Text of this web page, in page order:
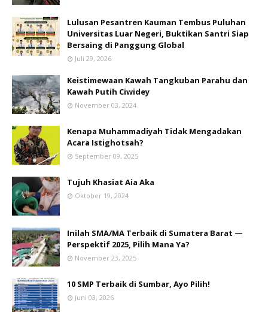
Lulusan Pesantren Kauman Tembus Puluhan
Universitas Luar Negeri, Buktikan Santri Siap
Bersaing di Panggung Global
Juli 29, 2026
Keistimewaan Kawah Tangkuban Parahu dan
Kawah Putih Ciwidey
November 03, 2024
Kenapa Muhammadiyah Tidak Mengadakan
Acara Istighotsah?
September 09, 2025
Tujuh Khasiat Aia Aka
Oktober 19, 2024
Inilah SMA/MA Terbaik di Sumatera Barat —
Perspektif 2025, Pilih Mana Ya?
November 23, 2025
10 SMP Terbaik di Sumbar, Ayo Pilih!
Juni 03, 2026